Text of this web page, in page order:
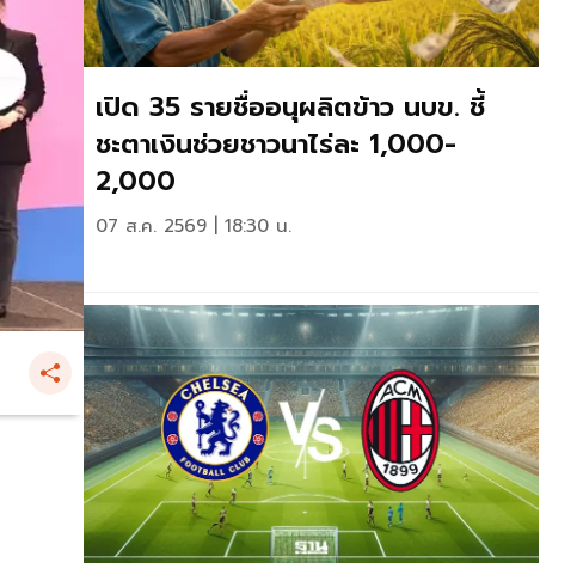
เปิด 35 รายชื่ออนุผลิตข้าว นบข. ชี้
ชะตาเงินช่วยชาวนาไร่ละ 1,000-
2,000
07 ส.ค. 2569 | 18:30 น.